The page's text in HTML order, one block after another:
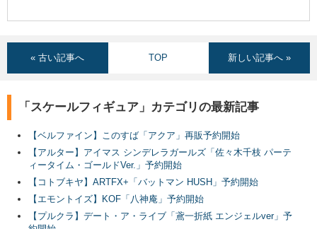
« 古い記事へ TOP 新しい記事へ »
「スケールフィギュア」カテゴリの最新記事
【ベルファイン】このすば「アクア」再販予約開始
【アルター】アイマス シンデレラガールズ「佐々木千枝 パーテ
ィータイム・ゴールドVer.」予約開始
【コトブキヤ】ARTFX+「バットマン HUSH」予約開始
【エモントイズ】KOF「八神庵」予約開始
【プルクラ】デート・ア・ライブ「鳶一折紙 エンジェルver」予